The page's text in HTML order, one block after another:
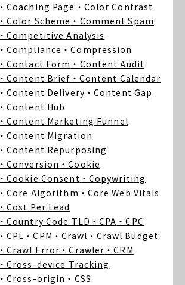
・Coaching Page ・Color Contrast
・Color Scheme ・Comment Spam
・Competitive Analysis
・Compliance ・Compression
・Contact Form ・Content Audit
・Content Brief ・Content Calendar
・Content Delivery ・Content Gap
・Content Hub
・Content Marketing Funnel
・Content Migration
・Content Repurposing
・Conversion ・Cookie
・Cookie Consent ・Copywriting
・Core Algorithm ・Core Web Vitals
・Cost Per Lead
・Country Code TLD ・CPA ・CPC
・CPL ・CPM ・Crawl ・Crawl Budget
・Crawl Error ・Crawler ・CRM
・Cross-device Tracking
・Cross-origin ・CSS